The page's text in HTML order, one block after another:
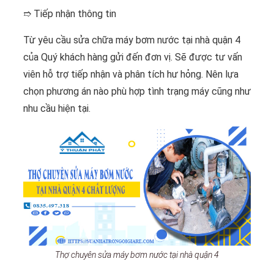
➱ Tiếp nhận thông tin
Từ yêu cầu sửa chữa máy bơm nước tại nhà quận 4
của Quý khách hàng gửi đến đơn vị. Sẽ được tư vấn
viên hỗ trợ tiếp nhận và phân tích hư hỏng. Nên lựa
chọn phương án nào phù hợp tình trạng máy cũng như
nhu cầu hiện tại.
Thợ chuyên sửa máy bơm nước tại nhà quận 4